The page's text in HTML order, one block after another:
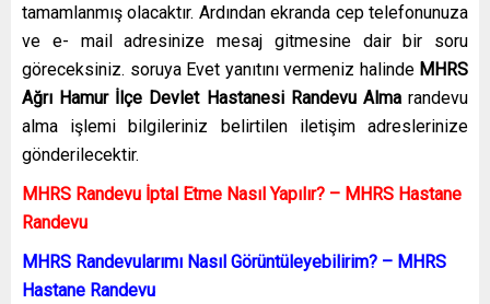
tamamlanmış olacaktır. Ardından ekranda cep telefonunuza
ve e- mail adresinize mesaj gitmesine dair bir soru
göreceksiniz. soruya Evet yanıtını vermeniz halindeMHRS
Ağrı Hamur İlçe Devlet Hastanesi Randevu Almarandevu
alma işlemi bilgileriniz belirtilen iletişim adreslerinize
gönderilecektir.
MHRS Randevu İptal Etme Nasıl Yapılır? – MHRS Hastane
Randevu
MHRS Randevularımı Nasıl Görüntüleyebilirim? – MHRS
Hastane Randevu